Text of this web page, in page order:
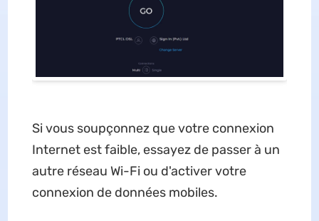
Si vous soupçonnez que votre connexion
Internet est faible, essayez de passer à un
autre réseau Wi-Fi ou d'activer votre
connexion de données mobiles.